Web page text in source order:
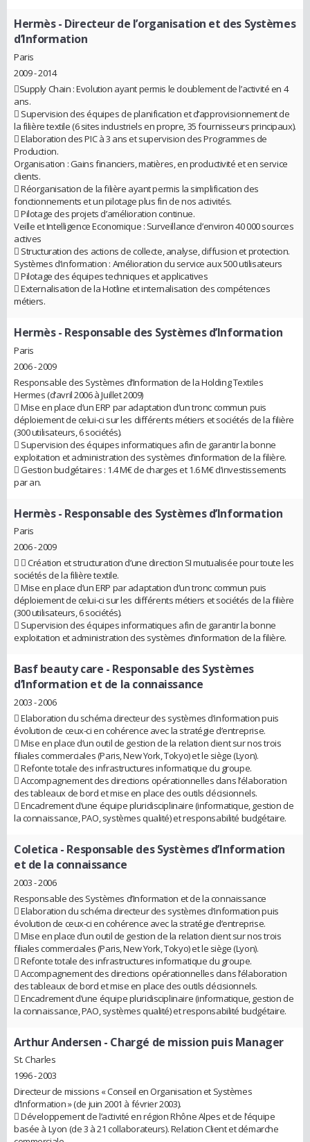
Hermès- Directeur de l’organisation et des Systèmes
d’Information
Paris
2009 - 2014
Supply Chain : Evolution ayant permis le doublement de l’activité en 4
ans.
 Supervision des équipes de planification et d’approvisionnement de
la filière textile (6 sites industriels en propre, 35 fournisseurs principaux).
 Elaboration des PIC à 3 ans et supervision des Programmes de
Production.
Organisation : Gains financiers, matières, en productivité et en service
clients.
 Réorganisation de la filière ayant permis la simplification des
fonctionnements et un pilotage plus fin de nos activités.
 Pilotage des projets d’amélioration continue.
Veille et Intelligence Economique : Surveillance d’environ 40 000 sources
actives
 Structuration des actions de collecte, analyse, diffusion et protection.
Systèmes d’information : Amélioration du service aux 500 utilisateurs
 Pilotage des équipes techniques et applicatives
 Externalisation de la Hotline et internalisation des compétences
métiers.
Hermès- Responsable des Systèmes d’Information
Paris
2006 - 2009
Responsable des Systèmes d’Information de la Holding Textiles
Hermes (d’avril 2006 à Juillet 2009)
 Mise en place d’un ERP par adaptation d’un tronc commun puis
déploiement de celui-ci sur les différents métiers et sociétés de la filière
(300 utilisateurs, 6 sociétés).
 Supervision des équipes informatiques afin de garantir la bonne
exploitation et administration des systèmes d’information de la filière.
 Gestion budgétaires : 1.4 M€ de charges et 1.6 M€ d’investissements
par an.
Hermès- Responsable des Systèmes d’Information
Paris
2006 - 2009
  Création et structuration d’une direction SI mutualisée pour toute les
sociétés de la filière textile.
 Mise en place d’un ERP par adaptation d’un tronc commun puis
déploiement de celui-ci sur les différents métiers et sociétés de la filière
(300 utilisateurs, 6 sociétés).
 Supervision des équipes informatiques afin de garantir la bonne
exploitation et administration des systèmes d’information de la filière.
Basf beauty care - Responsable des Systèmes
d’Information et de la connaissance
2003 - 2006
 Elaboration du schéma directeur des systèmes d’information puis
évolution de ceux-ci en cohérence avec la stratégie d’entreprise.
 Mise en place d’un outil de gestion de la relation client sur nos trois
filiales commerciales (Paris, New York, Tokyo) et le siège (Lyon).
 Refonte totale des infrastructures informatique du groupe.
 Accompagnement des directions opérationnelles dans l’élaboration
des tableaux de bord et mise en place des outils décisionnels.
 Encadrement d’une équipe pluridisciplinaire (informatique, gestion de
la connaissance, PAO, systèmes qualité) et responsabilité budgétaire.
Coletica - Responsable des Systèmes d’Information
et de la connaissance
2003 - 2006
Responsable des Systèmes d’Information et de la connaissance
 Elaboration du schéma directeur des systèmes d’information puis
évolution de ceux-ci en cohérence avec la stratégie d’entreprise.
 Mise en place d’un outil de gestion de la relation client sur nos trois
filiales commerciales (Paris, New York, Tokyo) et le siège (Lyon).
 Refonte totale des infrastructures informatique du groupe.
 Accompagnement des directions opérationnelles dans l’élaboration
des tableaux de bord et mise en place des outils décisionnels.
 Encadrement d’une équipe pluridisciplinaire (informatique, gestion de
la connaissance, PAO, systèmes qualité) et responsabilité budgétaire.
Arthur Andersen - Chargé de mission puis Manager
St. Charles
1996 - 2003
Directeur de missions « Conseil en Organisation et Systèmes
d’Information » (de juin 2001 à février 2003).
 Développement de l’activité en région Rhône Alpes et de l’équipe
basée à Lyon (de 3 à 21 collaborateurs). Relation Client et démarche